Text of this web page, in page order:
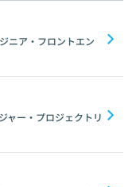
ニア・フロントエン
ャー・プロジェクトリ